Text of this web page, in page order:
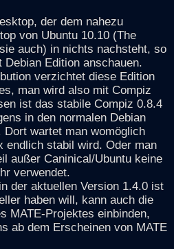
der dem nahezu
von Ubuntu 10.10 (The
auch) in nichts nachsteht, so
Edition anschauen.
verzichtet diese Edition
man wird also mit Compiz
ist das stabile Compiz 0.8.4
in den normalen Debian
wartet man womöglich
endlich stabil wird. Oder man
außer Caninical/Ubuntu keine
verwendet.
der aktuellen Version 1.4.0 ist
haben will, kann auch die
MATE-Projektes einbinden,
ab dem Erscheinen von MATE